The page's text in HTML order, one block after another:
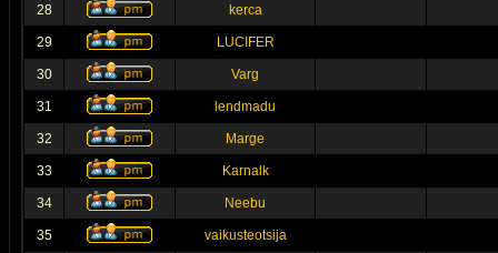
28 kerca
29 LUCIFER
30 Varg
31 lendmadu
32 Marge
33 Karnalk
34 Neebu
35 vaikusteotsija